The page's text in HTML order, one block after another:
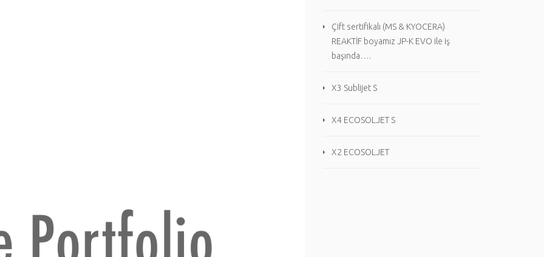
Çift sertifikalı (MS & KYOCERA)
REAKTİF boyamız JP-K EVO ile iş
başında….
X3 Sublijet S
X4 ECOSOLJET S
X2 ECOSOLJET